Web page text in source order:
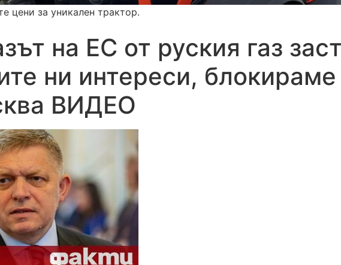
цени за уникален трактор.
на ЕС от руския газ
ни интереси,
ВИДЕО